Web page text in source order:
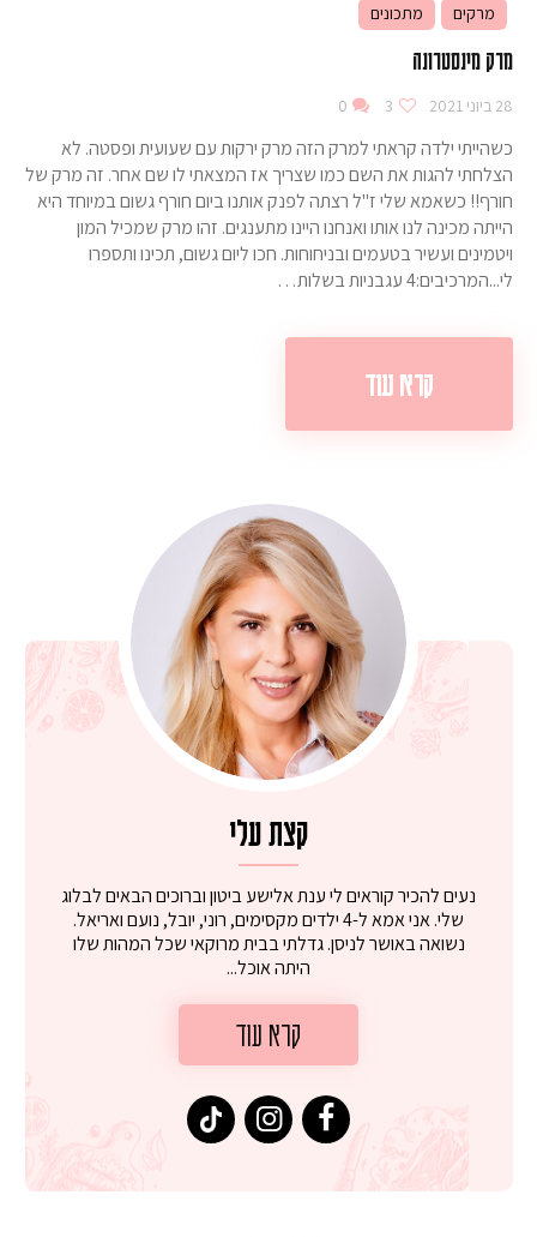
מרקים מתכונים
מרק מינסטרונה
28 ביוני 2021 3
0
כשהייתי ילדה קראתי למרק הזה מרק ירקות עם שעועית ופסטה. לא
הצלחתי להגות את השם כמו שצריך אז המצאתי לו שם אחר. זה מרק של
חורף!! כשאמא שלי ז"ל רצתה לפנק אותנו ביום חורף גשום במיוחד היא
הייתה מכינה לנו אותו ואנחנו היינו מתענגים. זהו מרק שמכיל המון
ויטמינים ועשיר בטעמים ובניחוחות. חכו ליום גשום, תכינו ותספרו
לי...המרכיבים:4 עגבניות בשלות…
קרא עוד
קצת עלי
נעים להכיר קוראים לי ענת אלישע ביטון וברוכים הבאים לבלוג
שלי. אני אמא ל-4 ילדים מקסימים, רוני, יובל, נועם ואריאל.
נשואה באושר לניסן. גדלתי בבית מרוקאי שכל המהות שלו
היתה אוכל...
קרא עוד